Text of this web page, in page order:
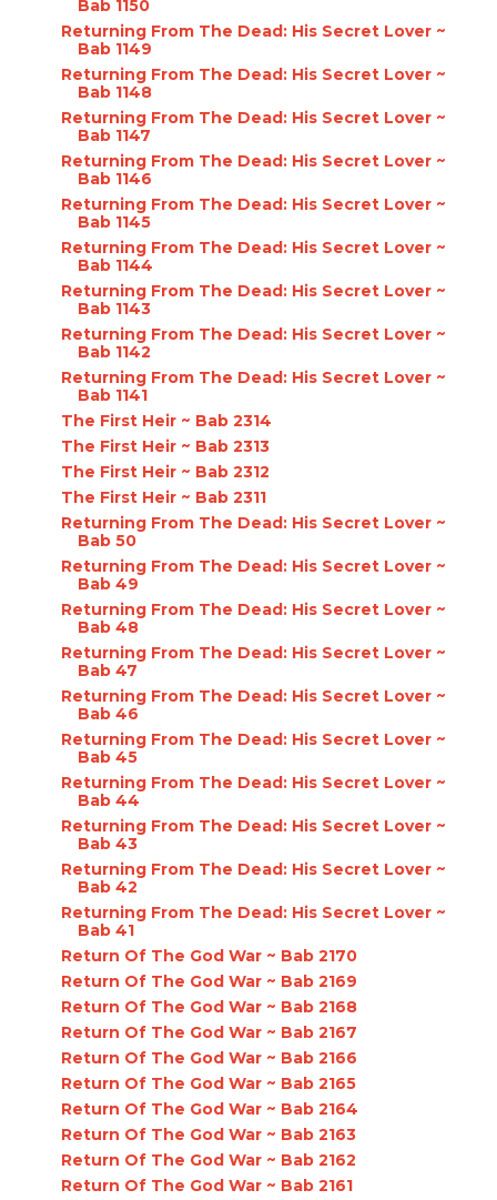
Bab 1150
Returning From The Dead: His Secret Lover ~
Bab 1149
Returning From The Dead: His Secret Lover ~
Bab 1148
Returning From The Dead: His Secret Lover ~
Bab 1147
Returning From The Dead: His Secret Lover ~
Bab 1146
Returning From The Dead: His Secret Lover ~
Bab 1145
Returning From The Dead: His Secret Lover ~
Bab 1144
Returning From The Dead: His Secret Lover ~
Bab 1143
Returning From The Dead: His Secret Lover ~
Bab 1142
Returning From The Dead: His Secret Lover ~
Bab 1141
The First Heir ~ Bab 2314
The First Heir ~ Bab 2313
The First Heir ~ Bab 2312
The First Heir ~ Bab 2311
Returning From The Dead: His Secret Lover ~
Bab 50
Returning From The Dead: His Secret Lover ~
Bab 49
Returning From The Dead: His Secret Lover ~
Bab 48
Returning From The Dead: His Secret Lover ~
Bab 47
Returning From The Dead: His Secret Lover ~
Bab 46
Returning From The Dead: His Secret Lover ~
Bab 45
Returning From The Dead: His Secret Lover ~
Bab 44
Returning From The Dead: His Secret Lover ~
Bab 43
Returning From The Dead: His Secret Lover ~
Bab 42
Returning From The Dead: His Secret Lover ~
Bab 41
Return Of The God War ~ Bab 2170
Return Of The God War ~ Bab 2169
Return Of The God War ~ Bab 2168
Return Of The God War ~ Bab 2167
Return Of The God War ~ Bab 2166
Return Of The God War ~ Bab 2165
Return Of The God War ~ Bab 2164
Return Of The God War ~ Bab 2163
Return Of The God War ~ Bab 2162
Return Of The God War ~ Bab 2161